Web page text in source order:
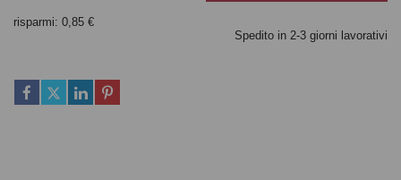
risparmi: 0,85 €
Spedito in 2-3 giorni lavorativi